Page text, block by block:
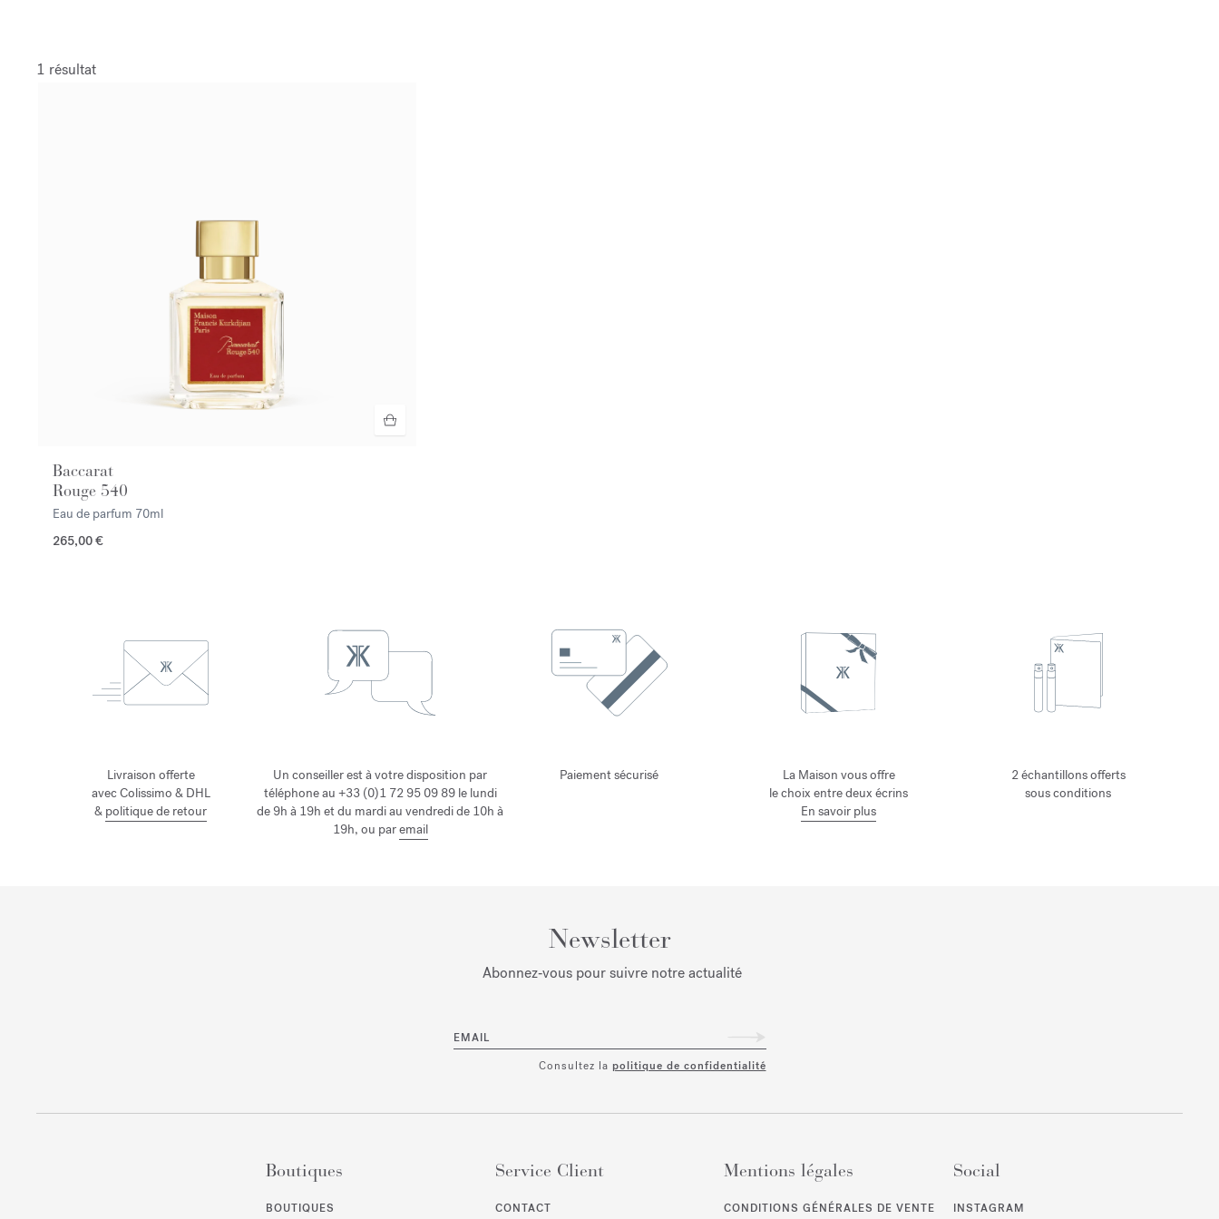
1 résultat
Baccarat
Rouge 540
Eau de parfum 70ml
265,00 €
Livraison offerte
avec Colissimo & DHL
& politique de retour
Un conseiller est à votre disposition par
téléphone au +33 (0)1 72 95 09 89 le lundi
de 9h à 19h et du mardi au vendredi de 10h à
19h, ou paremail
Paiement sécurisé
La Maison vous offre
le choix entre deux écrins
En savoir plus
2 échantillons offerts
sous conditions
Newsletter
Abonnez‑vous pour suivre notre actualité
EMAIL
Consultez la politique de confidentialité
Boutiques
BOUTIQUES
Service Client
CONTACT
Mentions légales
CONDITIONS GÉNÉRALES DE VENTE
Social
INSTAGRAM